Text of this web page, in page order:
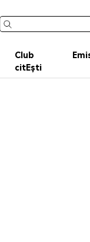
Club
citEști